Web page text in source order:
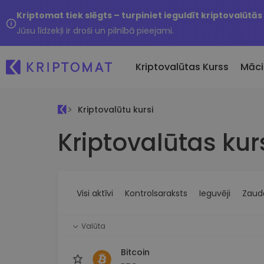
Kriptomat tiek slēgts – turpiniet ieguldīt kriptovalūtās
Jūsu līdzekļi ir droši un pilnībā pieejami.
Kriptovalūtas Kurss
Visas cenas
Vairāk nekā 300 kriptovalūtu Nesen
Pērciet vairāk nekā 300
kriptovalūtas
iespējas
Kriptovalūtu kursi
Kriptovalūtas
Visi aktīvi Kontrolsaraksts Ieguvēji
Valūta
Bitcoin